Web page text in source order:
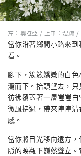
左：奧拉亞 / 上中：溲疏
當你沿著鄉間小路來
看。
腳下，簇簇嬌嫩的白
瀉而下。抬頭望去，只
彷彿覆蓋著一層皚皚白
微風拂過，帶來陣陣
感。
當你將目光移向遠方
脈的映襯下巍然聳立